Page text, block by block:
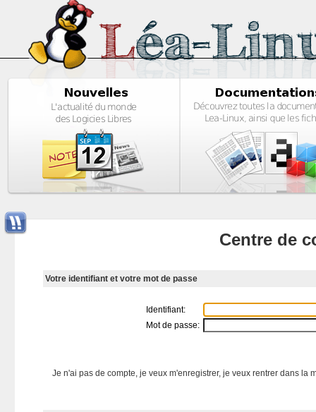
Centre de
Votre identifiant et votre mot de passe
Identifiant:
Mot de passe:
Je n'ai pas de compte, je veux m'enregistrer, je veux rentrer dans la